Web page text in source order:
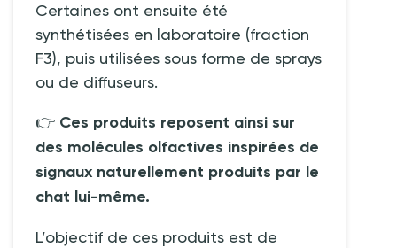
Certaines ont ensuite été
synthétisées en laboratoire (fraction
F3), puis utilisées sous forme de sprays
ou de diffuseurs.
👉 Ces produits reposent ainsi sur
des molécules olfactives inspirées de
signaux naturellement produits par le
chat lui-même.
L’objectif de ces produits est de